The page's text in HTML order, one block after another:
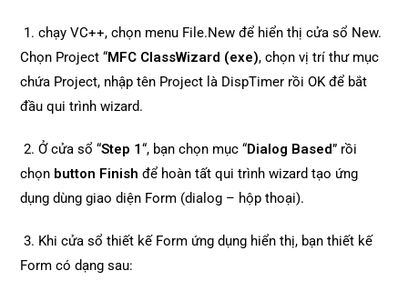
1. chạy VC++, chọn menu File.New để hiển thị cửa sổ New.
Chọn Project “MFC ClassWizard (exe), chọn vị trí thư mục
chứa Project, nhập tên Project là DispTimer rồi OK để bắt
đầu qui trình wizard.
2. Ở cửa sổ “Step 1“, bạn chọn mục “Dialog Based” rồi
chọn button Finish để hoàn tất qui trình wizard tạo ứng
dụng dùng giao diện Form (dialog – hộp thoại).
3. Khi cửa sổ thiết kế Form ứng dụng hiển thị, bạn thiết kế
Form có dạng sau: